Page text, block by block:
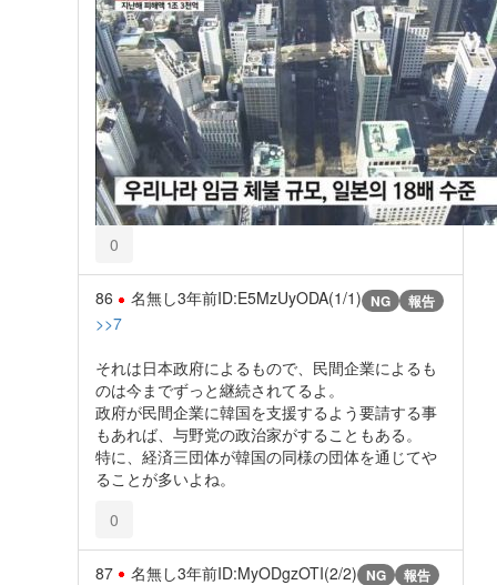
0
86 名無し3年前ID:E5MzUyODA(1/1) NG 報告
>>7
それは日本政府によるもので、民間企業によるも
のは今までずっと継続されてるよ。
政府が民間企業に韓国を支援するよう要請する事
もあれば、与野党の政治家がすることもある。
特に、経済三団体が韓国の同様の団体を通じてや
ることが多いよね。
0
87 名無し3年前ID:MyODgzOTI(2/2) NG 報告